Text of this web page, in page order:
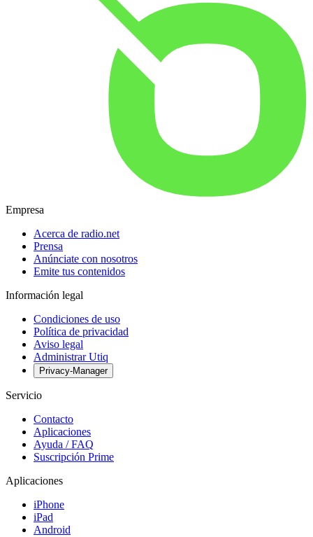
Empresa
Acerca de radio.net
Prensa
Anúnciate con nosotros
Emite tus contenidos
Información legal
Condiciones de uso
Política de privacidad
Aviso legal
Administrar Utiq
Privacy-Manager
Servicio
Contacto
Aplicaciones
Ayuda / FAQ
Suscripción Prime
Aplicaciones
iPhone
iPad
Android